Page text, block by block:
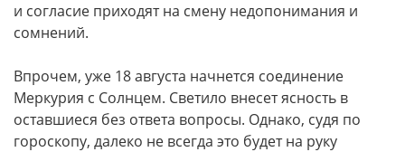
и согласие приходят на смену недопонимания и
сомнений.
Впрочем, уже 18 августа начнется соединение
Меркурия с Солнцем. Светило внесет ясность в
оставшиеся без ответа вопросы. Однако, судя по
гороскопу, далеко не всегда это будет на руку